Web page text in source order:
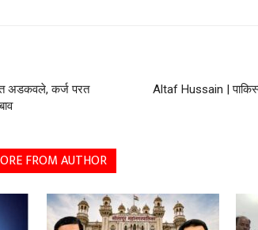
अडकवले, कर्ज परत
Altaf Hussain |
FROM AUTHOR